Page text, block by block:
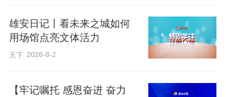
互动体验环节趣味十足。工作人员依托馆
藏老报纸资源，为每位孩子准备了出生当
寄语，用独特的档案纪念品定格时光足
雄安日记丨看未来之城如何
用场馆点亮文体活力
天下 2026-8-2
【牢记嘱托 感恩奋进 奋力